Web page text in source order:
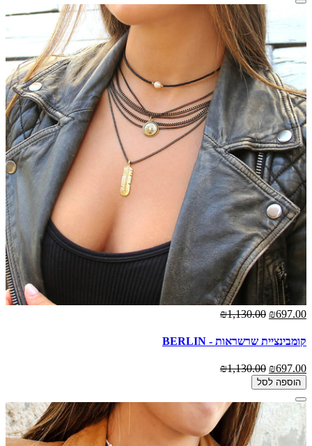
₪697.00
₪1,130.00
קומבינציית שרשראות - BERLIN
₪697.00
₪1,130.00
הוספה לסל